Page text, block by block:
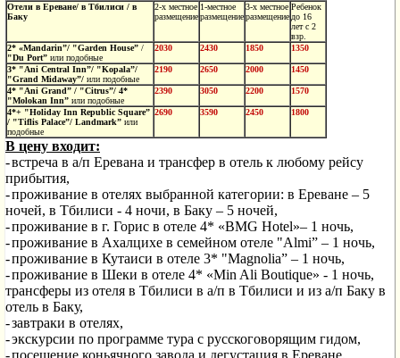
Отели в Ереване/ в Тбилиси / в
Баку
2-х местное
размещение
1-местное
размещение
3-х местное
размещение
Ребенок
до 16
лет с 2
взр.
2* «Mandarin”/ "Garden House” /
"Du Port” или подобные
2030 2430 1850 1350
3* "Ani Central Inn”/ "Kopala”/
"Grand Midaway”/ или подобные
2190 2650 2000 1450
4* "Ani Grand” / "Citrus”/ 4*
"Molokan Inn” или подобные
2390 3050 2200 1570
4*+ "Holiday Inn Republic Square”
/ "Tiflis Palace”/ Landmark” или
подобные
2690 3590 2450 1800
В цену входит:
-встреча в а/п Еревана и трансфер в отель к любому рейсу
прибытия,
-проживание в отелях выбранной категории: в Ереване – 5
ночей, в Тбилиси - 4 ночи, в Баку – 5 ночей,
-проживание в г. Горис в отеле 4* «BMG Hotel»– 1 ночь,
-проживание в Ахалцихе в семейном отеле "Almi” – 1 ночь,
-проживание в Кутаиси в отеле 3* "Magnolia” – 1 ночь,
-проживание в Шеки в отеле 4* «Min Ali Boutique» - 1 ночь,
трансферы из отеля в Тбилиси в а/п в Тбилиси и из а/п Баку в
отель в Баку,
-завтраки в отелях,
-экскурсии по программе тура с русскоговорящим гидом,
-посещение коньячного завода и дегустация в Ереване,